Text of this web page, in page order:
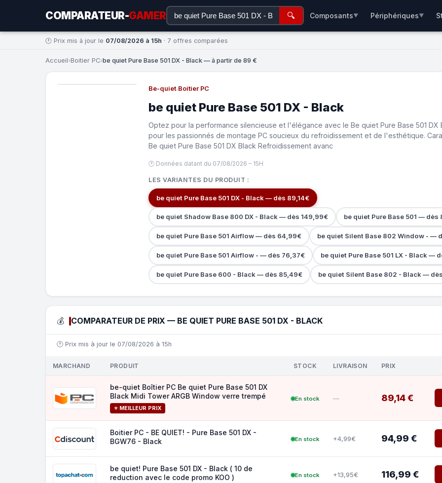
COMPARATEUR-GAMER 🔍 Composants▼ Périphériques▼
🕐 Prix mis à jour le 07/08/2026 à 15h · 7 offres comparées
Accueil›Boitier PC›be quiet Pure Base 501 DX - Black — à partir de 89 €
Be-quiet·Boitier PC
be quiet Pure Base 501 DX - Black
Optez pour la performance silencieuse et l'élégance avec le Be quiet Pure Base 501 DX
pour les passionnés de montage PC soucieux du refroidissement et de l'esthétique.
Be quiet Pure Base 501 DX Black Refroidissement avanc
🕐 Données datant du 07/08/2026 – 15H
LES VARIANTES DU PRODUIT :
be quiet Pure Base 501 DX - Black — dès 89,14€
be quiet Shadow Base 800 DX - Black — dès 149,99€ be quiet Pure Base 501 — dès
be quiet Pure Base 501 Airflow — dès 64,99€ be quiet Silent Base 802 Window - —
be quiet Pure Base 501 Airflow - — dès 76,37€ be quiet Pure Base 501 LX - Black —
be quiet Pure Base 600 - Black — dès 85,49€ be quiet Silent Base 802 - Black —
💰 COMPARATEUR DE PRIX — BE QUIET PURE BASE 501 DX - BLACK
🕐 Prix mis à jour le 07/08/2026 à 15h
MARCHAND PRODUIT STOCK LIVRAISON PRIX
be-quiet Boîtier PC Be quiet Pure Base 501 DX
Black Midi Tower ARGB Window verre trempé
⭐ MEILLEUR PRIX
En stock — 89,14 €
Boitier PC - BE QUIET! - Pure Base 501 DX -
BGW76 - Black
En stock +4,99€ 94,99 €
be quiet! Pure Base 501 DX - Black ( 10 de
reduction avec le code promo KOO )
En stock +13,95€ 116,99 €